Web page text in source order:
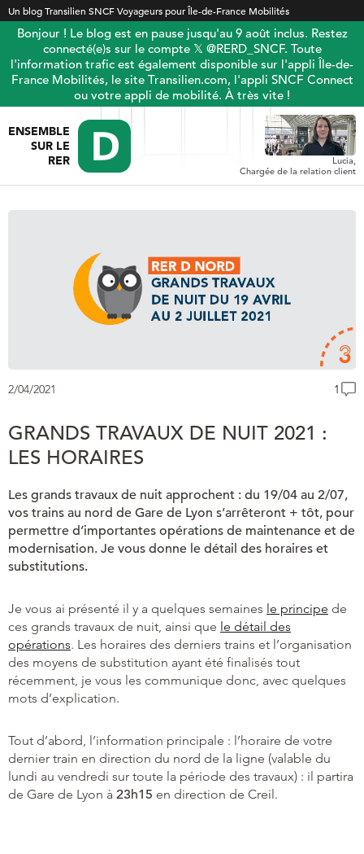
Un blog Transilien SNCF Voyageurs pour Île-de-France Mobilités
Bonjour ! Le blog est en pause jusqu'au 9 août inclus. Restez
connecté(e)s sur le compte 𝕏 @RERD_SNCF. Toute
l'information trafic est également disponible sur l'appli Île-de-
France Mobilités, le site Transilien.com, l'appli SNCF Connect
ou votre appli de mobilité. À très vite !
ENSEMBLE
SUR LE
RER
Lucia,
Chargée de la relation client
2/04/2021 1
GRANDS TRAVAUX DE NUIT 2021 :
LES HORAIRES
Les grands travaux de nuit approchent : du 19/04 au 2/07,
vos trains au nord de Gare de Lyon s’arrêteront + tôt, pour
permettre d’importantes opérations de maintenance et de
modernisation. Je vous donne le détail des horaires et
substitutions.
Je vous ai présenté il y a quelques semaines le principe de
ces grands travaux de nuit, ainsi que le détail des
opérations. Les horaires des derniers trains et l’organisation
des moyens de substitution ayant été finalisés tout
récemment, je vous les communique donc, avec quelques
mots d’explication.
Tout d’abord, l’information principale : l’horaire de votre
dernier train en direction du nord de la ligne (valable du
lundi au vendredi sur toute la période des travaux) : il partira
de Gare de Lyon à 23h15 en direction de Creil.